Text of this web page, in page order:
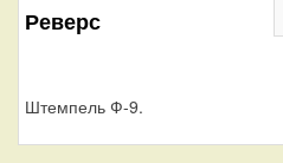
Реверс
Штемпель Ф-9.